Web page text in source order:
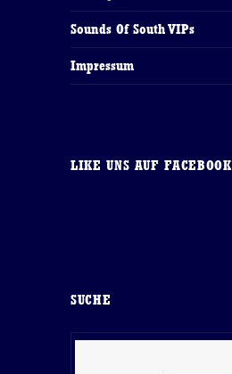
Sounds Of South VIPs
Impressum
LIKE UNS AUF FACEBOOK
SUCHE